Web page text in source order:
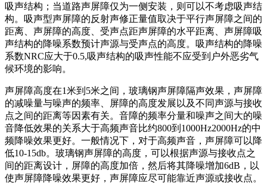
吸声结构；当道路声屏障仅为一侧安装，则可以不考虑吸声结
构。吸声型声屏障的反射声修正量值取决于平行声屏障之间的
距离、声屏障的高度、受声点距声屏障的水平距离、声屏障吸
声结构的降噪系数预计声源与受声点的高度。吸声结构的降噪
系数NRC应大于0.5,吸声结构的吸声性能不应受到户外恶劣气
候环境的影响。
声屏障高度在1米到5米之间，玻璃钢声屏障隔声效果，声屏障
的减噪量与噪声的频率、屏障的高度发展以及不同声源与接收
点之间的距离等因素有关。音障的频率分量和噪声之间大的噪
音降低效果的关系大于高频声音比约800到1000Hz2000Hz的中
频降噪效果更好。一般情况下，对于高频声音，声屏障可以降
低10-15db。玻璃钢声屏障的高度，可以根据声源与接收点之
间的距离设计，屏障的高度加倍，然后将其降噪增加6dB，以
使声屏障降噪效果更好，声屏障应尽可能靠近声源或接收点。